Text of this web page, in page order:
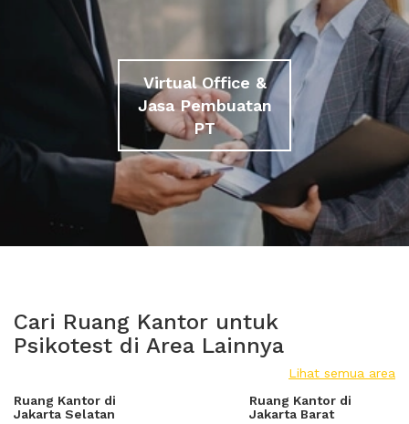
Virtual Office &
Jasa Pembuatan
PT
Cari Ruang Kantor untuk
Psikotest di Area Lainnya
Lihat semua area
Ruang Kantor di
Jakarta Selatan
Ruang Kantor di
Jakarta Barat